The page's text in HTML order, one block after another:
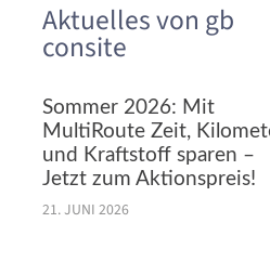
Aktuelles von gb
consite
Sommer 2026: Mit
MultiRoute Zeit,
und Kraftstoff sparen –
Jetzt zum Aktionspreis!
21. JUNI 2026